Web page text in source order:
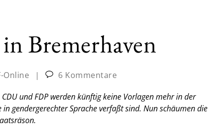
Bremerhaven
Online |
6 Kommentare
und FDP werden künftig keine Vorlagen mehr in der
gendergerechter Sprache verfaßt sind. Nun schäumen die